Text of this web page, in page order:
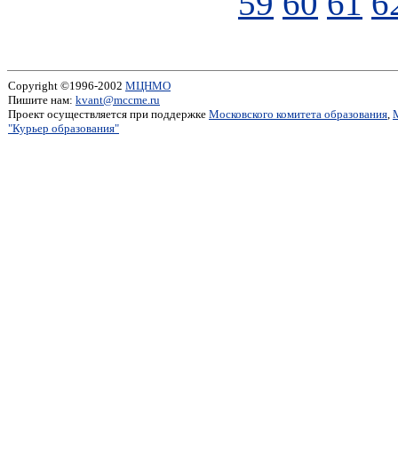
Copyright ©1996-2002 МЦНМО
Пишите нам: kvant@mccme.ru
Проект осуществляется при поддержке Московского комитета образования,
"Курьер образования"